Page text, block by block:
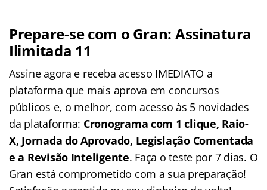
Prepare-se com o Gran: Assinatura
Ilimitada 11
Assine agora e receba acesso IMEDIATO a
plataforma que mais aprova em concursos
públicos e, o melhor, com acesso às 5 novidades
da plataforma: Cronograma com 1 clique, Raio-
X, Jornada do Aprovado, Legislação Comentada
e a Revisão Inteligente. Faça o teste por 7 dias. O
Gran está comprometido com a sua preparação!